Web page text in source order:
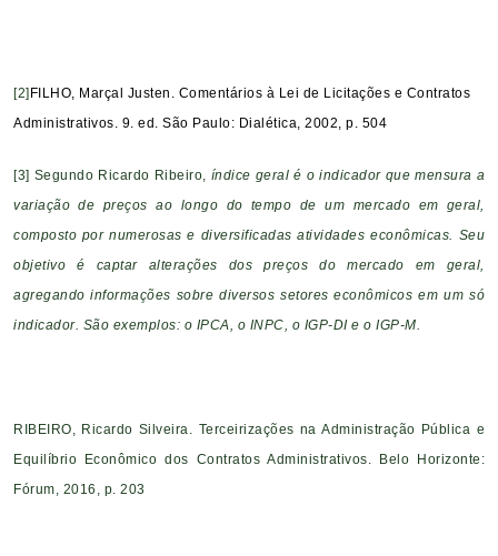
[2] FILHO, Marçal Justen. Comentários à Lei de Licitações e Contratos
Administrativos. 9. ed. São Paulo: Dialética, 2002, p. 504
[3] Segundo Ricardo Ribeiro, índice geral é o indicador que mensura a
variação de preços ao longo do tempo de um mercado em geral,
composto por numerosas e diversificadas atividades econômicas. Seu
objetivo é captar alterações dos preços do mercado em geral,
agregando informações sobre diversos setores econômicos em um só
indicador. São exemplos: o IPCA, o INPC, o IGP-DI e o IGP-M.
RIBEIRO, Ricardo Silveira. Terceirizações na Administração Pública e
Equilíbrio Econômico dos Contratos Administrativos. Belo Horizonte:
Fórum, 2016, p. 203